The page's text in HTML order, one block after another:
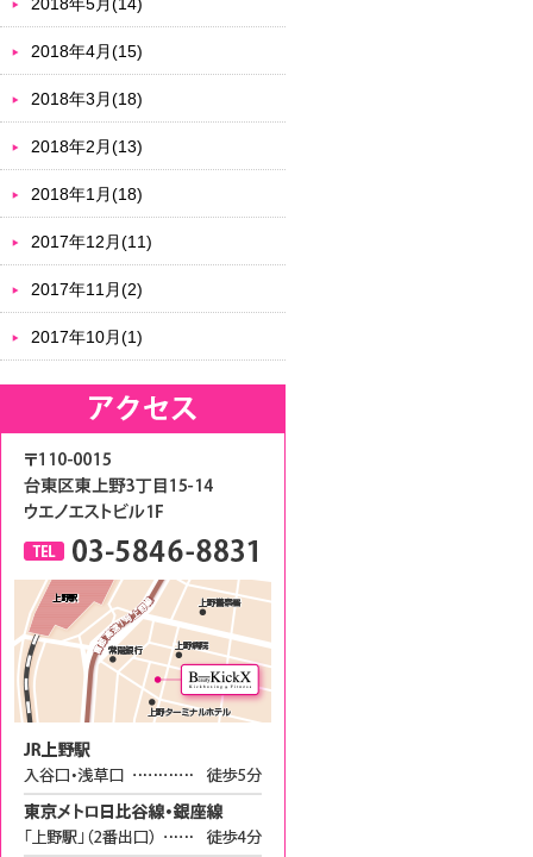
2018年4月(15)
2018年3月(18)
2018年2月(13)
2018年1月(18)
2017年12月(11)
2017年11月(2)
2017年10月(1)